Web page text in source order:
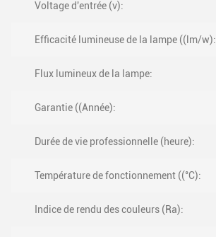
Voltage d'entrée (v):
Efficacité lumineuse de la lampe ((lm/w):
Flux lumineux de la lampe:
Garantie ((Année):
Durée de vie professionnelle (heure):
Température de fonctionnement ((°C):
Indice de rendu des couleurs (Ra):